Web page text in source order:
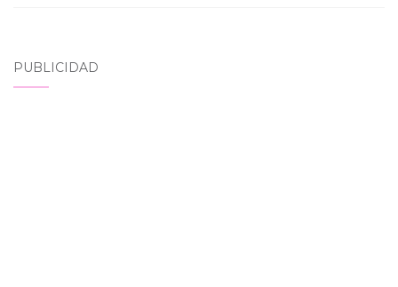
PUBLICIDAD